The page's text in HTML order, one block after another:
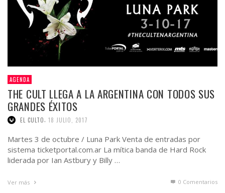
AGENDA
THE CULT LLEGA A LA ARGENTINA CON TODOS SUS
GRANDES ÉXITOS
EL CULTO 18 JULIO, 2017
Martes 3 de octubre / Luna Park Venta de entradas por
sistema ticketportal.com.ar La mítica banda de Hard Rock
liderada por Ian Astbury y Billy …
Ver más 0 Comentarios